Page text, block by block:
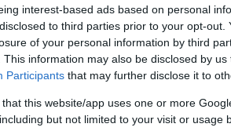
interest-based ads based on personal
to third parties prior to your opt-
of your personal information by third
This information may also be disclosed by
Participants that may further disclose it to
that this website/app uses one or more
but not limited to your visit or usage